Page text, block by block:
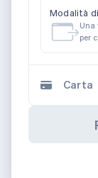
Modalità
Una
per
Carta